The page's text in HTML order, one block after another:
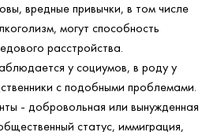
вредные привычки, в том числе
могут способность
расстройства.
у социумов, в роду у
с подобными проблемами.
- добровольная или вынужденная
статус, иммиграция,